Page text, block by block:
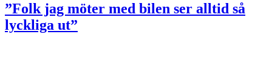
”Folk jag möter med bilen ser alltid så
lyckliga ut”